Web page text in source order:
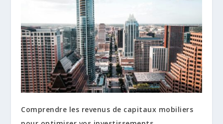
Comprendre les revenus de capitaux mobiliers